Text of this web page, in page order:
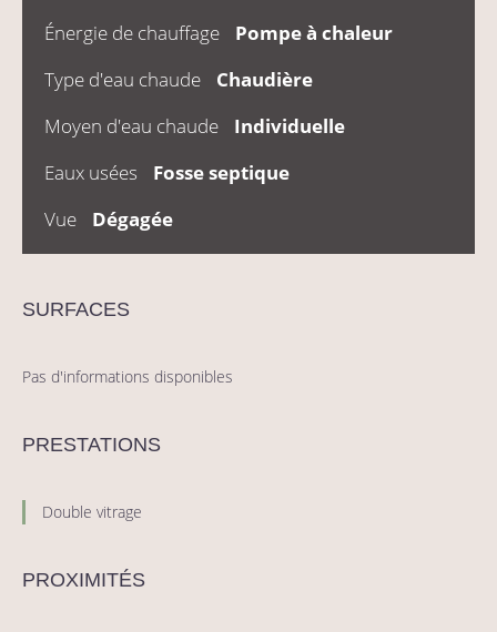
Énergie de chauffage
Pompe à chaleur
Type d'eau chaude
Chaudière
Moyen d'eau chaude
Individuelle
Eaux usées
Fosse septique
Vue
Dégagée
SURFACES
Pas d'informations disponibles
PRESTATIONS
Double vitrage
PROXIMITÉS